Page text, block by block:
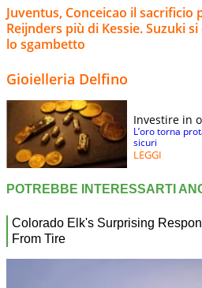
Juventus, Conceicao il sacrificio
Reijnders più di Kessie. Suzuki
lo sgambetto
Gioielleria Delfino
Investire in
L’oro torna
sicuri
LEGGI